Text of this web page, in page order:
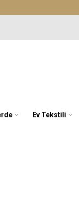
Ev Tekstili